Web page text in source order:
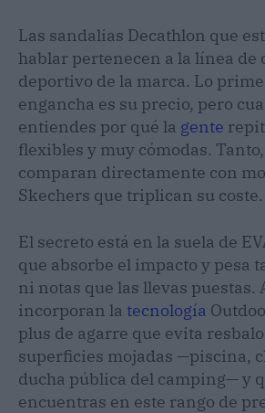
Las sandalias Decathlon que
hablar pertenecen a la línea de
deportivo de la marca. Lo
engancha es su precio, pero
entiendes por qué la gente
flexibles y muy cómodas.
comparan directamente con
Skechers que triplican su coste.
El secreto está en la suela de
que absorbe el impacto y pesa
ni notas que las llevas puestas.
incorporan la tecnología
plus de agarre que evita
superficies mojadas —piscina,
ducha pública del camping— y
encuentras en este rango de